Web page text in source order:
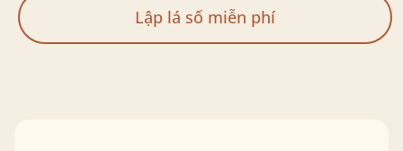
Lập lá số miễn phí